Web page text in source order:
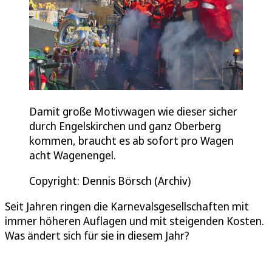
Damit große Motivwagen wie dieser sicher
durch Engelskirchen und ganz Oberberg
kommen, braucht es ab sofort pro Wagen
acht Wagenengel.
Copyright: Dennis Börsch (Archiv)
Seit Jahren ringen die Karnevalsgesellschaften mit
immer höheren Auflagen und mit steigenden Kosten.
Was ändert sich für sie in diesem Jahr?